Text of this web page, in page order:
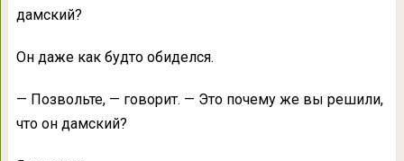
дамский?
Он даже как будто обиделся.
— Позвольте, — говорит. — Это почему же вы решили,
что он дамский?